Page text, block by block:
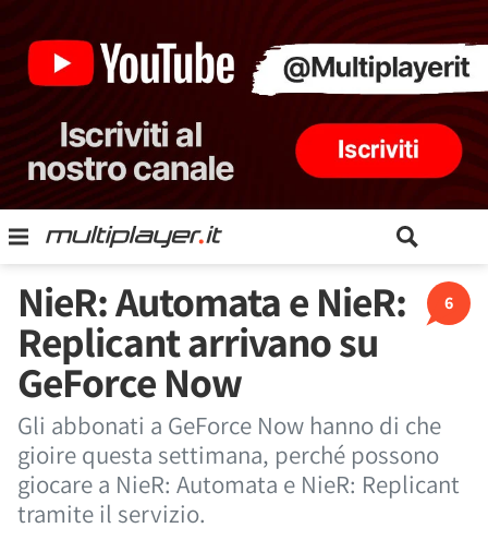
6
NieR: Automata e NieR:
Replicant arrivano su
GeForce Now
Gli abbonati a GeForce Now hanno di che
gioire questa settimana, perché possono
giocare a NieR: Automata e NieR: Replicant
tramite il servizio.